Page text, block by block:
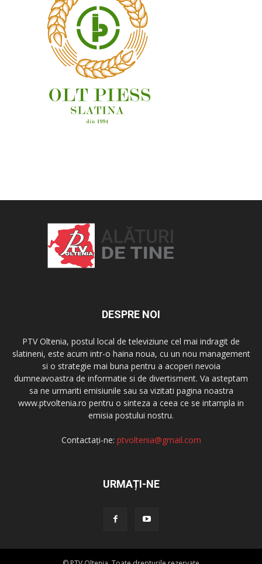
DESPRE NOI
PTV Oltenia, postul local de televiziune cel mai indragit de
slatineni, este acum intr-o haina noua, cu un nou management
si o strategie mai buna pentru a acoperi nevoia
dumneavoastra de informatie si de divertisment. Va asteptam
sa ne urmariti emisiunile sau sa vizitati pagina noastra
www.ptvoltenia.ro pentru o sinteza a ceea ce se intampla in
emisia postului nostru.
Contactați-ne: ptvoltenia@gmail.com
URMAȚI-NE